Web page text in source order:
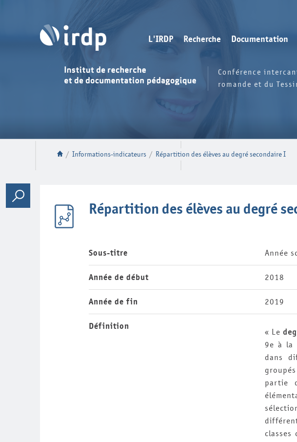
L'IRDP Recherche Documentation
Conférence
romande et du
/ Informations-indicateurs / Répartition des élèves au degré secondaire I
Répartition des élèves au degré
Sous-titre Année
Année de début 2018
Année de fin 2019
Définition
« Le
9e à la
dans
partie
classes